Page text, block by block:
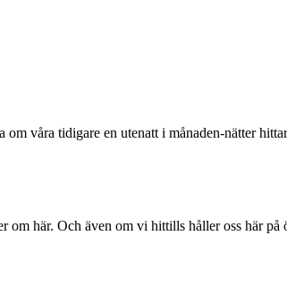
våra tidigare en utenatt i månaden-nätter
här. Och även om vi hittills håller oss här